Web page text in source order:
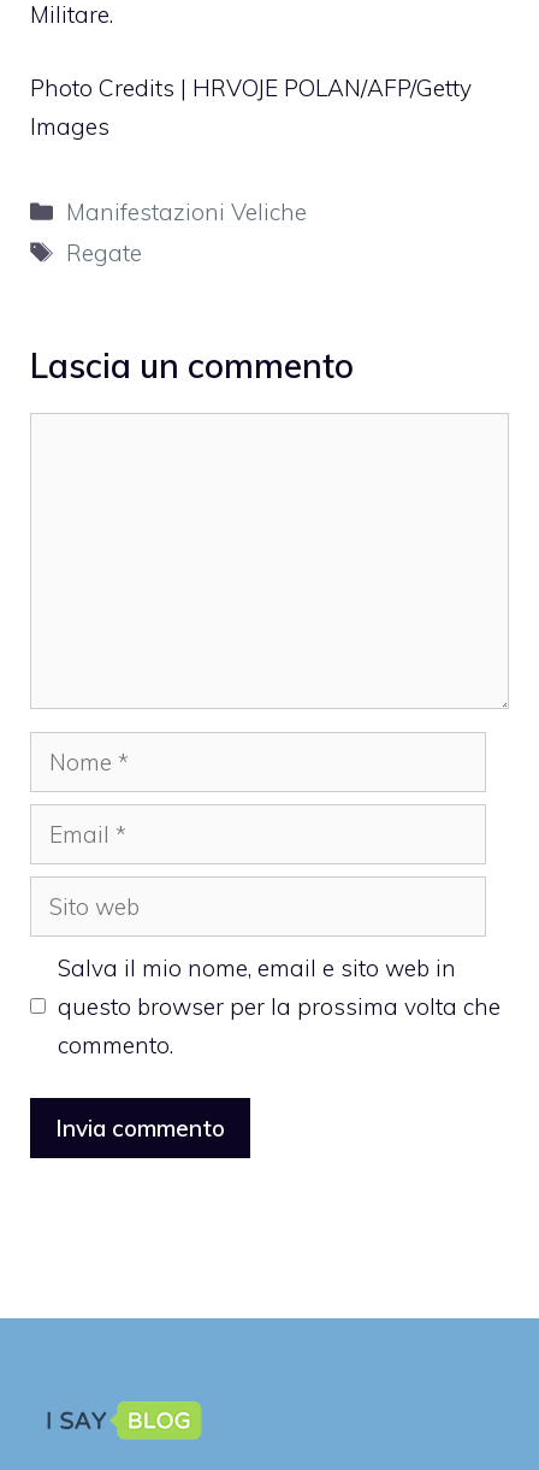
Militare.
Photo Credits | HRVOJE POLAN/AFP/Getty
Images
Categorie
Manifestazioni Veliche
Tag
Regate
Lascia un commento
Nome
Email
Sito
web
Salva il mio nome, email e sito web in
questo browser per la prossima volta che
commento.